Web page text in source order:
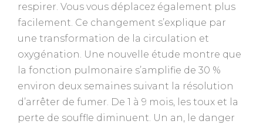
respirer. Vous vous déplacez également plus
facilement. Ce changement s’explique par
une transformation de la circulation et
oxygénation. Une nouvelle étude montre que
la fonction pulmonaire s’amplifie de 30 %
environ deux semaines suivant la résolution
d’arrêter de fumer. De 1 à 9 mois, les toux et la
perte de souffle diminuent. Un an, le danger